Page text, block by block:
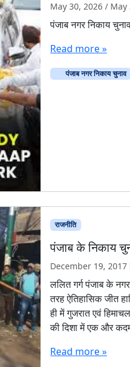
May 30, 2026 / May
पंजाब नगर निकाय
Read more »
पंजाब नगर निकाय चुनाव
राजनीति
पंजाब के निकाय
December 19, 2017
ललित गर्ग पंजाब के
तरह ऐतिहासिक जीत
ही में गुजरात एवं
की दिशा में एक और
Read more »